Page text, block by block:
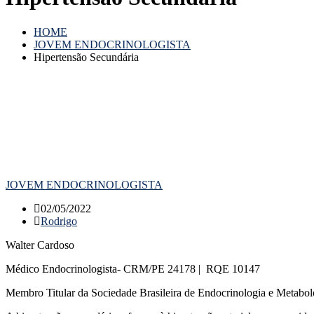
HOME
JOVEM ENDOCRINOLOGISTA
Hipertensão Secundária
JOVEM ENDOCRINOLOGISTA
02/05/2022
Rodrigo
Walter Cardoso
Médico Endocrinologista- CRM/PE 24178 | RQE 10147
Membro Titular da Sociedade Brasileira de Endocrinologia e